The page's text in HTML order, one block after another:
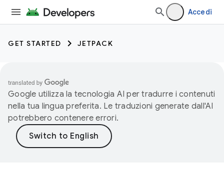
Accedi
GET STARTED JETPACK
Google utilizza la tecnologia AI per tradurre i contenuti
nella tua lingua preferita. Le traduzioni generate dall'AI
potrebbero contenere errori.